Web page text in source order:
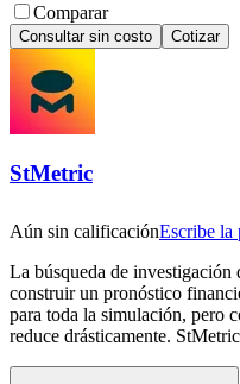
Comparar
Consultar sin costo Cotizar
StMetric
Aún sin calificaciónEscribe la
La búsqueda de investigación
construir un pronóstico
para toda la simulación, pero
reduce drásticamente. StMetric